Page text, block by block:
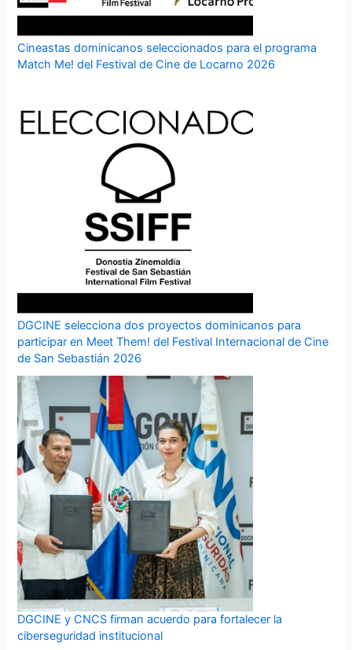
Cineastas dominicanos seleccionados para el programa
Match Me! del Festival de Cine de Locarno 2026
DGCINE selecciona dos proyectos dominicanos para
participar en Meet Them! del Festival Internacional de Cine
de San Sebastián 2026
DGCINE y CNCS firman acuerdo para fortalecer la
ciberseguridad institucional